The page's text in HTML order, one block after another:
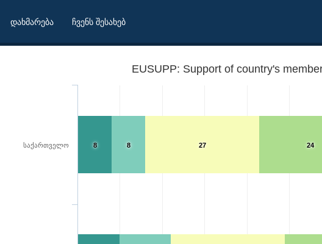
დახმარება ჩვენს შესახებ
EUSUPP: Support of country's
24
27
8
8
საქართველო